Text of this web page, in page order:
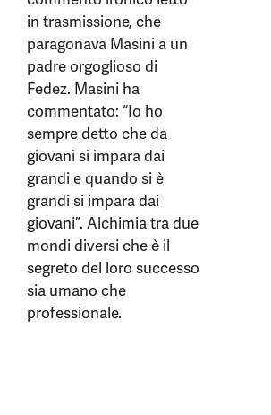
in trasmissione, che
paragonava Masini a un
padre orgoglioso di
Fedez. Masini ha
commentato: “Io ho
sempre detto che da
giovani si impara dai
grandi e quando si è
grandi si impara dai
giovani”. Alchimia tra due
mondi diversi che è il
segreto del loro successo
sia umano che
professionale.